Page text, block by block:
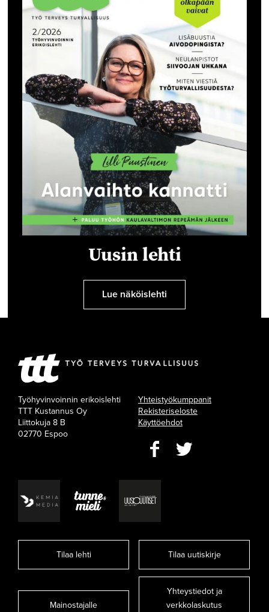
Uusin lehti
Lue näköislehti
Työhyvinvoinnin erikoislehti
TTT Kustannus Oy
Liittokuja 8 B
02770 Espoo
Yhteistyökumppanit
Rekisteriseloste
Käyttöehdot
Tilaa lehti Tilaa uutiskirje
Mainostajalle
Yhteystiedot ja
verkkolaskutus